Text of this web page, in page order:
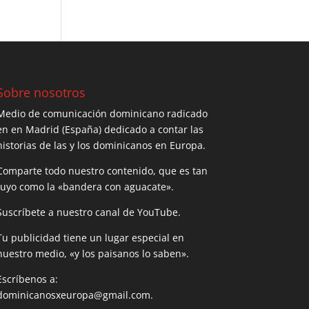
nosotros
de comunicación dominicano radicado
en Madrid (España) dedicado a contar las
de las y los dominicanos en Europa.
todo nuestro contenido, que es tan
como la «bandera con aguacate».
a nuestro canal de YouTube.
publicidad tiene un lugar especial en
medio, «y los paisanos lo saben».
a: